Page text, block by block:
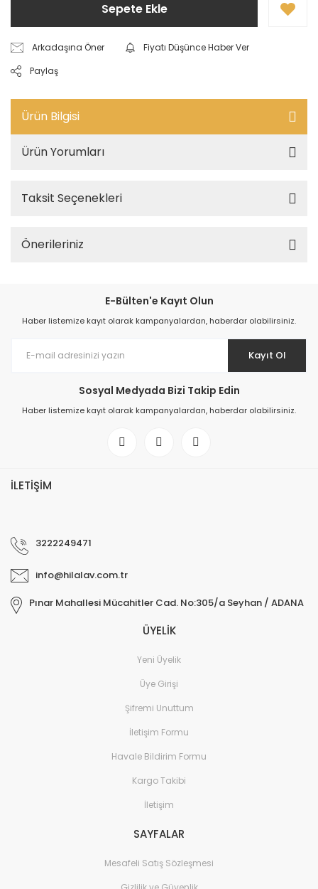
Sepete Ekle
Arkadaşına Öner
Fiyatı Düşünce Haber Ver
Paylaş
Ürün Bilgisi
Ürün Yorumları
Taksit Seçenekleri
Önerileriniz
E-Bülten'e Kayıt Olun
Haber listemize kayıt olarak kampanyalardan, haberdar olabilirsiniz.
Kayıt Ol
Sosyal Medyada Bizi Takip Edin
Haber listemize kayıt olarak kampanyalardan, haberdar olabilirsiniz.
İLETİŞİM
3222249471
info@hilalav.com.tr
Pınar Mahallesi Mücahitler Cad. No:305/a Seyhan / ADANA
ÜYELİK
Yeni Üyelik
Üye Girişi
Şifremi Unuttum
İletişim Formu
Havale Bildirim Formu
Kargo Takibi
İletişim
SAYFALAR
Mesafeli Satış Sözleşmesi